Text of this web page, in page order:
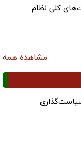
کلی نظام
مشاهده همه